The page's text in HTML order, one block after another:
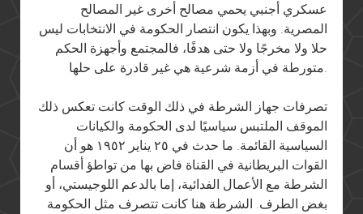
عسكري أجنبي يحمي مصالح أخرى غير المصالح
المصرية. وبهذا يكون انتصار الحكومة في الانتخابات ليس
حلا ولا مخرجًا ولا حتى هدفًا، فالمجتمع وأجهزة الحكم
تصرفات جهاز الشرطة في ذلك الوقت كانت تعكس ذلك
الموقف الملتبس سياسيًا لدى الحكومة والكيانات
السياسية القائمة. ما حدث في ٢٥ يناير ١٩٥٢ هو أن
القوات البريطانية في القناة فاض بها من تواطؤ أقسام
الشرطة مع الأعمال الفدائية، إما بالدعم اللوجيستي، أو
بغض الطرف. الشرطة هنا كانت تتصرف مثل الحكومة